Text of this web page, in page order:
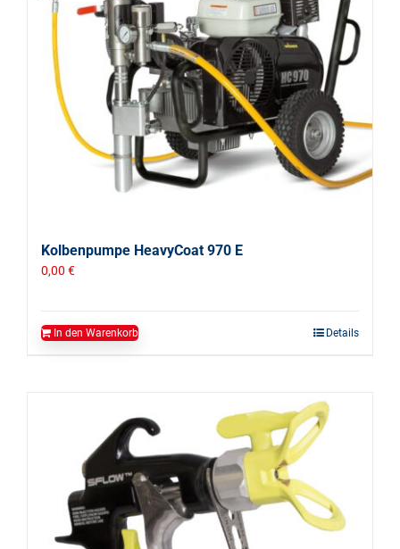
Kolbenpumpe HeavyCoat 970 E
0,00 €
In den Warenkorb Details